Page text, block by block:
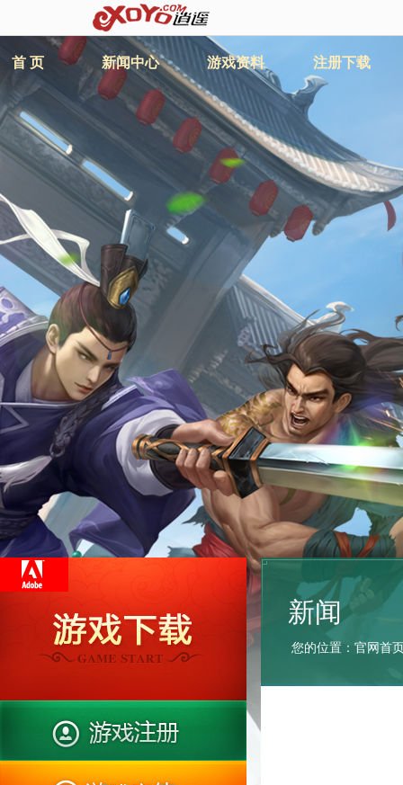
首 页 新闻中心 游戏资料 注册下载
新闻
您的位置： 官网首